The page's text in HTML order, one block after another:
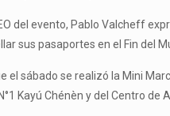
del evento, Pablo Valcheff
sus pasaportes en el Fin del
el sábado se realizó la Mini
Kayú Chénèn y del Centro